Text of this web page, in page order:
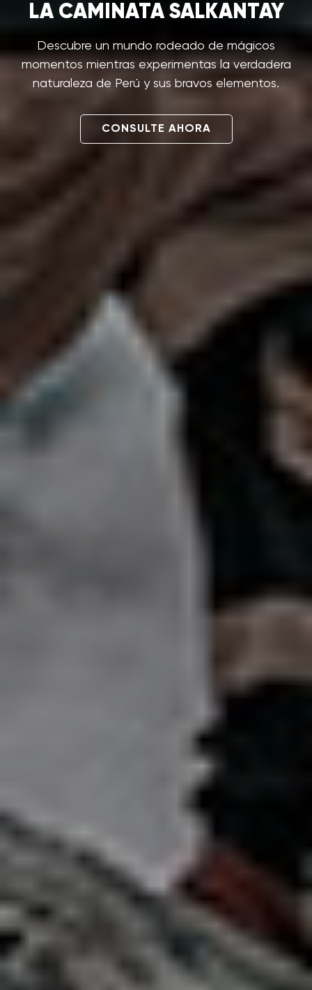
LA CAMINATA SALKANTAY
Descubre un mundo rodeado de mágicos
momentos mientras experimentas la verdadera
naturaleza de Perú y sus bravos elementos.
CONSULTE AHORA